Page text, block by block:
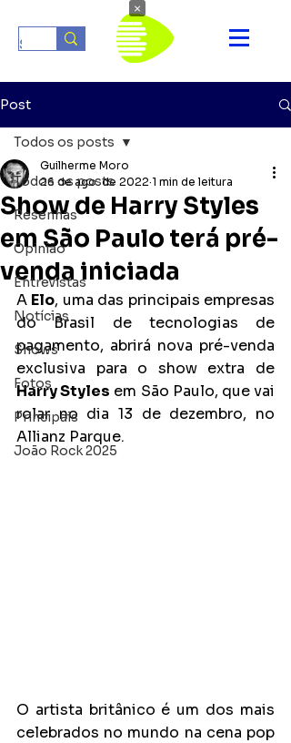
Post
Todos os posts
Resenhas
Opinião
Entrevistas
Notícias
Shows
Fotos
Principais
João Rock 2025
Todos os posts
Show de Harry Styles
em São Paulo terá pré-
venda iniciada
Guilherme Moro
26 de ago. de 2022 1 min de leitura
A Elo, uma das principais empresas
do Brasil de tecnologias de
pagamento, abrirá nova pré-venda
Harry Styles em São Paulo, que vai
rolar no dia 13 de dezembro, no
Allianz Parque.
O artista britânico é um dos mais
celebrados no mundo na cena pop
×